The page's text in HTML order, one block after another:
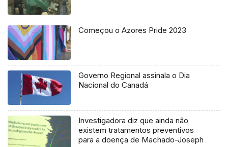
Começou o Azores Pride 2023
Governo Regional assinala o Dia
Nacional do Canadá
Investigadora diz que ainda não
existem tratamentos preventivos
para a doença de Machado-Joseph